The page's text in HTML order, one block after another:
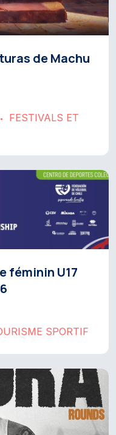
de Machu
•
FESTIVALS ET
féminin U17
SPORTIF